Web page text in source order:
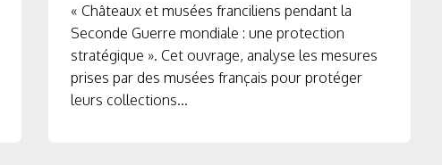
« Châteaux et musées franciliens pendant la
Seconde Guerre mondiale : une protection
stratégique ». Cet ouvrage, analyse les mesures
prises par des musées français pour protéger
leurs collections...